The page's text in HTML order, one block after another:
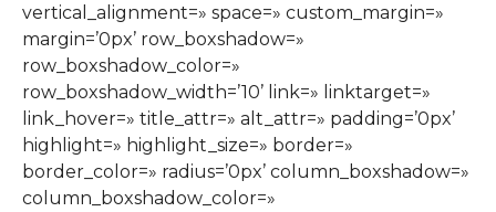
vertical_alignment=» space=» custom_margin=»
margin=’0px’ row_boxshadow=»
row_boxshadow_color=»
row_boxshadow_width=’10’ link=» linktarget=»
link_hover=» title_attr=» alt_attr=» padding=’0px’
highlight=» highlight_size=» border=»
border_color=» radius=’0px’ column_boxshadow=»
column_boxshadow_color=»